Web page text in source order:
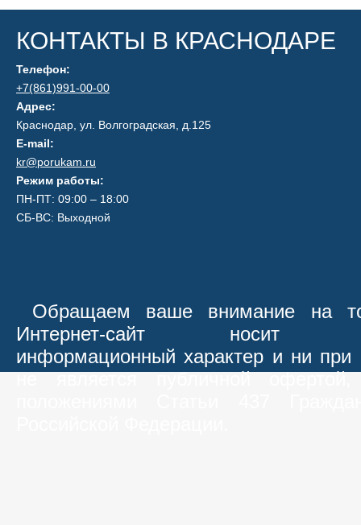
КОНТАКТЫ В КРАСНОДАРЕ
Телефон:
+7(861)991-00-00
Адрес:
Краснодар, ул. Волгоградская, д.125
E-mail:
kr@porukam.ru
Режим работы:
ПН-ПТ: 09:00 – 18:00
СБ-ВС: Выходной
Обращаем ваше внимание на
Интернет-сайт носит
информационный характер и ни при
не является публичной офертой,